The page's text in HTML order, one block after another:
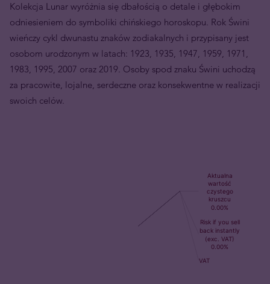
Kolekcja Lunar wyróżnia się dbałością o detale i głębokim
odniesieniem do symboliki chińskiego horoskopu. Rok Świni
wieńczy cykl dwunastu znaków zodiakalnych i przypisany jest
osobom urodzonym w latach: 1923, 1935, 1947, 1959, 1971,
1983, 1995, 2007 oraz 2019. Osoby spod znaku Świni uchodzą
za pracowite, lojalne, serdeczne oraz konsekwentne w realizacji
swoich celów.